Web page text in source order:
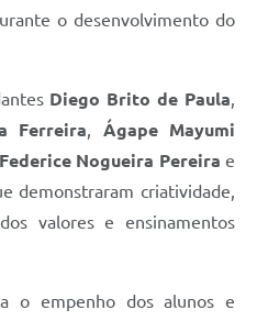
o desenvolvimento do
Diego Brito de Paula
Ferreira
Ágape Mayumi
Nogueira Pereira e
demonstraram criatividade,
valores e ensinamentos
o empenho dos alunos e